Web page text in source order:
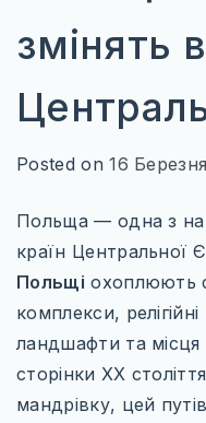
ПІВНІЧНА
СХІДНА
змінять
Posted on16
Польща — одна з
країн Центральної
Польщі охоплюють
комплекси,
ландшафти та місця
сторінки XX
мандрівку, цей